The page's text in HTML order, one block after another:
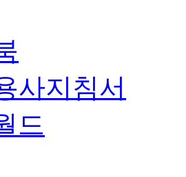
사지침서
드